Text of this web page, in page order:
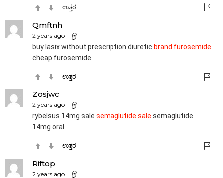
ಉತ್ತರ
Qmftnh
2 years ago
buy lasix without prescription diuretic brand furosemide
cheap furosemide
ಉತ್ತರ
Zosjwc
2 years ago
rybelsus 14mg sale semaglutide sale semaglutide
14mg oral
ಉತ್ತರ
Riftop
2 years ago